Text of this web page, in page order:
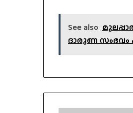
See also
ദാരുണ സംഭവം